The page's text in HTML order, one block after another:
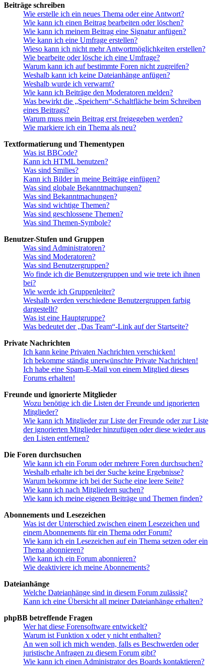
Beiträge schreiben
Wie erstelle ich ein neues Thema oder eine Antwort?
Wie kann ich einen Beitrag bearbeiten oder löschen?
Wie kann ich meinem Beitrag eine Signatur anfügen?
Wie kann ich eine Umfrage erstellen?
Wieso kann ich nicht mehr Antwortmöglichkeiten erstellen?
Wie bearbeite oder lösche ich eine Umfrage?
Warum kann ich auf bestimmte Foren nicht zugreifen?
Weshalb kann ich keine Dateianhänge anfügen?
Weshalb wurde ich verwarnt?
Wie kann ich Beiträge den Moderatoren melden?
Was bewirkt die „Speichern“-Schaltfläche beim Schreiben
eines Beitrags?
Warum muss mein Beitrag erst freigegeben werden?
Wie markiere ich ein Thema als neu?
Textformatierung und Thementypen
Was ist BBCode?
Kann ich HTML benutzen?
Was sind Smilies?
Kann ich Bilder in meine Beiträge einfügen?
Was sind globale Bekanntmachungen?
Was sind Bekanntmachungen?
Was sind wichtige Themen?
Was sind geschlossene Themen?
Was sind Themen-Symbole?
Benutzer-Stufen und Gruppen
Was sind Administratoren?
Was sind Moderatoren?
Was sind Benutzergruppen?
Wo finde ich die Benutzergruppen und wie trete ich ihnen
bei?
Wie werde ich Gruppenleiter?
Weshalb werden verschiedene Benutzergruppen farbig
dargestellt?
Was ist eine Hauptgruppe?
Was bedeutet der „Das Team“-Link auf der Startseite?
Private Nachrichten
Ich kann keine Privaten Nachrichten verschicken!
Ich bekomme ständig unerwünschte Private Nachrichten!
Ich habe eine Spam-E-Mail von einem Mitglied dieses
Forums erhalten!
Freunde und ignorierte Mitglieder
Wozu benötige ich die Listen der Freunde und ignorierten
Mitglieder?
Wie kann ich Mitglieder zur Liste der Freunde oder zur Liste
der ignorierten Mitglieder hinzufügen oder diese wieder aus
den Listen entfernen?
Die Foren durchsuchen
Wie kann ich ein Forum oder mehrere Foren durchsuchen?
Weshalb erhalte ich bei der Suche keine Ergebnisse?
Warum bekomme ich bei der Suche eine leere Seite?
Wie kann ich nach Mitgliedern suchen?
Wie kann ich meine eigenen Beiträge und Themen finden?
Abonnements und Lesezeichen
Was ist der Unterschied zwischen einem Lesezeichen und
einem Abonnements für ein Thema oder Forum?
Wie kann ich ein Lesezeichen auf ein Thema setzen oder ein
Thema abonnieren?
Wie kann ich ein Forum abonnieren?
Wie deaktiviere ich meine Abonnements?
Dateianhänge
Welche Dateianhänge sind in diesem Forum zulässig?
Kann ich eine Übersicht all meiner Dateianhänge erhalten?
phpBB betreffende Fragen
Wer hat diese Forensoftware entwickelt?
Warum ist Funktion x oder y nicht enthalten?
An wen soll ich mich wenden, falls es Beschwerden oder
juristische Anfragen zu diesem Forum gibt?
Wie kann ich einen Administrator des Boards kontaktieren?